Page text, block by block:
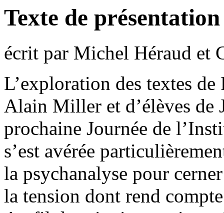
Texte de présentation
écrit par Michel Héraud et
L’exploration des textes de
Alain Miller et d’élèves de
prochaine Journée de
s’est avérée
la psychanalyse pour
la tension dont rend